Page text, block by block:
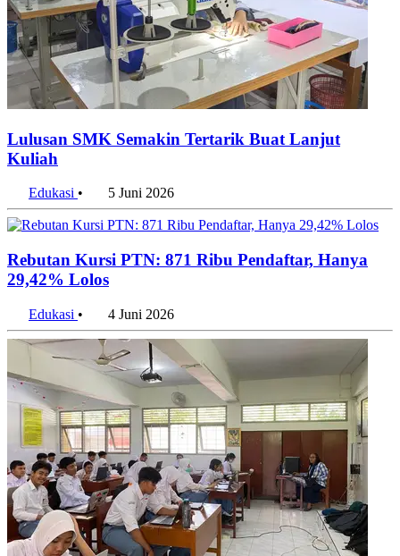
Lulusan SMK Semakin Tertarik Buat Lanjut
Kuliah
Edukasi • 5 Juni 2026
Rebutan Kursi PTN: 871 Ribu Pendaftar, Hanya
29,42% Lolos
Edukasi • 4 Juni 2026